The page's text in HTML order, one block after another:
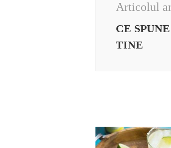
articole
Articolul
CE
TINE